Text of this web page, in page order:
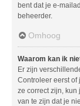
bent dat je e-
beheerder.
Omhoog
Waarom kan ik
Er zijn
Controleer eerst of
ze correct zijn, kun
van te zijn dat je